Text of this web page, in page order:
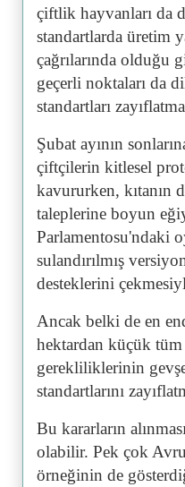
çiftlik hayvanları da
standartlarda üretim
çağrılarında olduğu
geçerli noktaları da
standartları
Şubat ayının
çiftçilerin kitlesel
kavururken, kıtanın
taleplerine boyun
Parlamentosu'ndaki
sulandırılmış
desteklerini
Ancak belki de en
hektardan küçük
gerekliliklerinin
standartlarını
Bu kararların
olabilir. Pek çok
örneğinin de